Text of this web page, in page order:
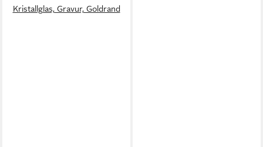
Kristallglas, Gravur, Goldrand